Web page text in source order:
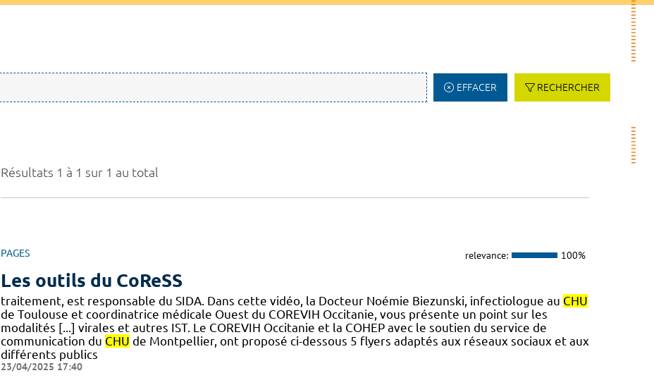
EFFACER RECHERCHER
Résultats 1 à 1 sur 1 au total
PAGES relevance: 100%
Les outils du CoReSS
traitement, est responsable du SIDA. Dans cette vidéo, la Docteur Noémie Biezunski, infectiologue au CHU
de Toulouse et coordinatrice médicale Ouest du COREVIH Occitanie, vous présente un point sur les
modalités [...] virales et autres IST. Le COREVIH Occitanie et la COHEP avec le soutien du service de
communication du CHU de Montpellier, ont proposé ci-dessous 5 flyers adaptés aux réseaux sociaux et aux
différents publics
23/04/2025 17:40